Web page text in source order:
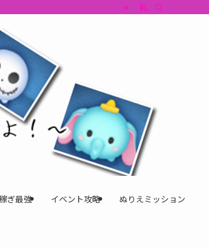
も丁寧に解説。ツムツムイベント、ツムツム攻略、ツムツ
ぎ最強 イベント攻略 ぬりえミッション